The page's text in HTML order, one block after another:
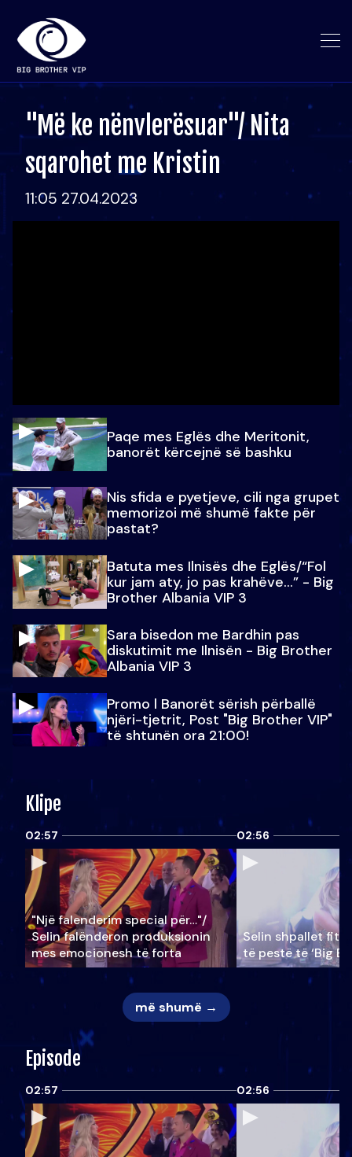
"Më ke nënvlerësuar"/ Nita
sqarohet me Kristin
11:05 27.04.2023
Paqe mes Eglës dhe Meritonit,
banorët kërcejnë së bashku
Nis sfida e pyetjeve, cili nga grupet
memorizoi më shumë fakte për
pastat?
Batuta mes Ilnisës dhe Eglës/“Fol
kur jam aty, jo pas krahëve…” - Big
Brother Albania VIP 3
Sara bisedon me Bardhin pas
diskutimit me Ilnisën - Big Brother
Albania VIP 3
Promo l Banorët sërish përballë
njëri-tjetrit, Post "Big Brother VIP"
të shtunën ora 21:00!
Klipe
02:57
"Një falenderim special për…"/
Selin falënderon produksionin
mes emocionesh të forta
02:56
Selin shpallet
të pestë të ‘Big
më shumë →
Episode
02:57 02:56